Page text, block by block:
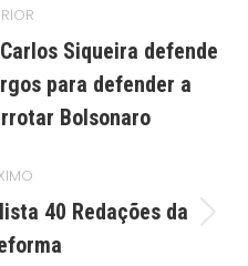
Siqueira defende
para defender a
Bolsonaro
Próximo40 Redações da